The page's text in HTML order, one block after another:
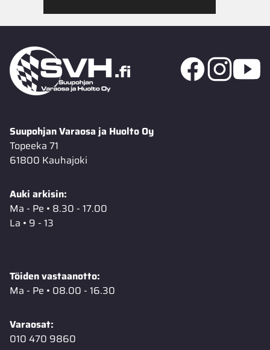
Suupohjan Varaosa ja Huolto Oy
Topeeka 71
61800 Kauhajoki
Auki arkisin:
Ma - Pe • 8.30 - 17.00
La • 9 - 13
Töiden vastaanotto:
Ma - Pe • 08.00 - 16.30
Varaosat:
010 470 9860